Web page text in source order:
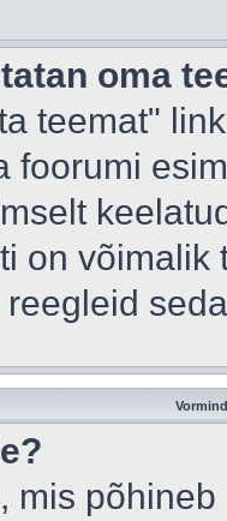
oma
teemat"
foorumi
on
mis